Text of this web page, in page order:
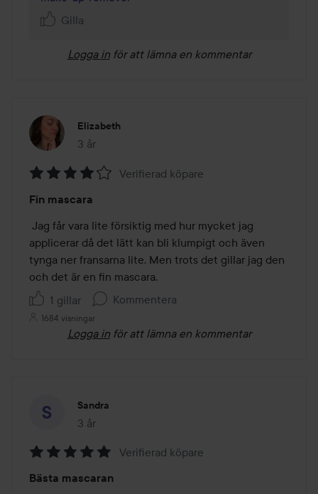
Gilla
Logga in för att lämna en kommentar
Elizabeth
3 år
Inlägget skapades 3 år
4
av
5
Verifierad köpare
Fin mascara
applicerar då det lätt kan bli klumpigt och även
tynga ner fransarna lite. Men trots det gillar jag den
och det är en fin mascara.
1 gillar
Kommentera
1684 visningar
Logga in för att lämna en kommentar
Sandra
3 år
Inlägget skapades 3 år
5
Verifierad köpare
Bästa mascaran